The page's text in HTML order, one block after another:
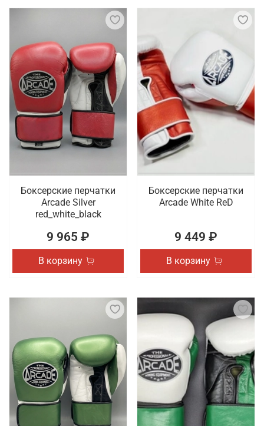
Боксерские перчатки
Arcade Silver
red_white_black
9 965 ₽
В корзину
Боксерские перчатки
Arcade White ReD
9 449 ₽
В корзину